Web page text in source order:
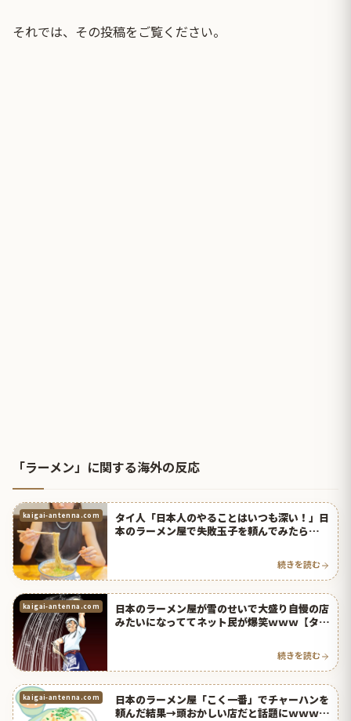
それでは、その投稿をご覧ください。
「ラーメン」に関する海外の反応
kaigai-antenna.com
タイ人「日本人のやることはいつも深い！」日
本のラーメン屋で失敗玉子を頼んでみたら…
続きを読む
kaigai-antenna.com
日本のラーメン屋が雪のせいで大盛り自慢の店
みたいになっててネット民が爆笑ｗｗｗ【タイ
続きを読む
kaigai-antenna.com
日本のラーメン屋「こく一番」でチャーハンを
頼んだ結果→頭おかしい店だと話題にｗｗｗ